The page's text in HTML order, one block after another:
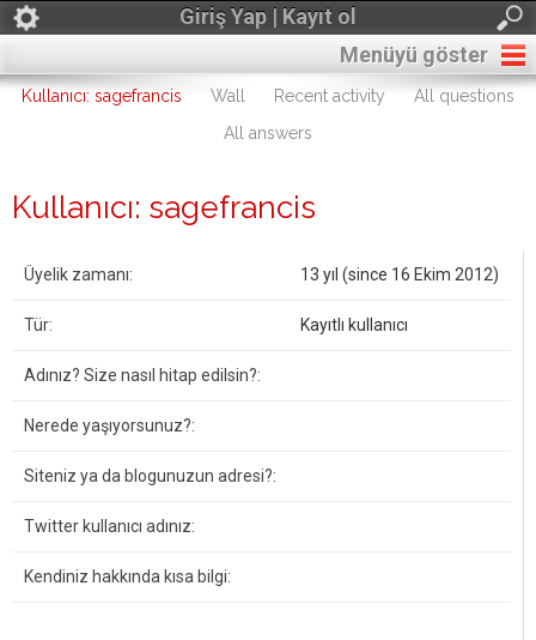
Giriş Yap | Kayıt ol
Menüyü göster
Kullanıcı: sagefrancis Wall Recent activity
All questions
All answers
Kullanıcı: sagefrancis
Üyelik zamanı: 13 yıl (since 16 Ekim 2012)
Tür: Kayıtlı kullanıcı
Adınız? Size nasıl hitap edilsin?:
Nerede yaşıyorsunuz?:
Siteniz ya da blogunuzun adresi?:
Twitter kullanıcı adınız:
Kendiniz hakkında kısa bilgi: